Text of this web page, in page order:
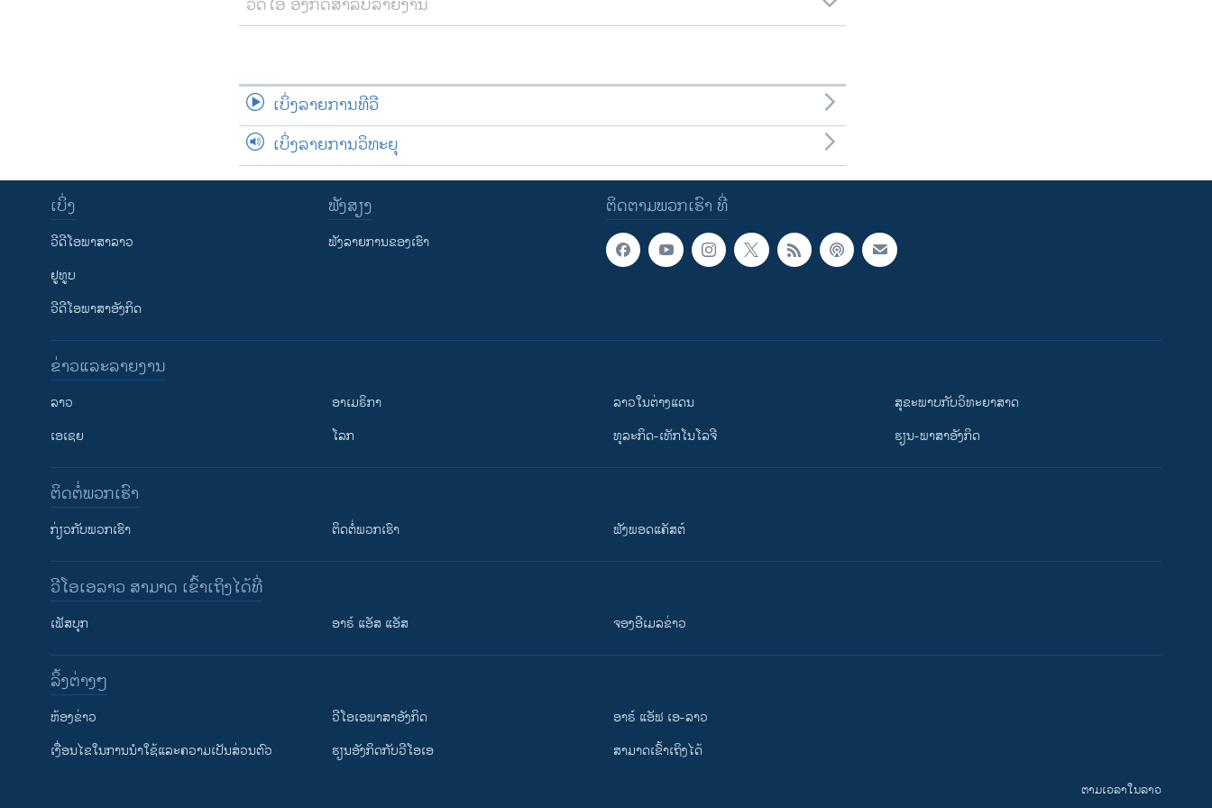
ຕິດຕາມພວກເຮົາ ທີ່
ເບິ່ງລາຍການທີວີ
ເບິ່ງລາຍການວິທະຍຸ
ຕິດຕາມພວກເຮົາ ທີ່
ເບິ່ງ
ວີດີໂອພາສາລາວ
ຢູທູບ
ວີດີໂອພາສາອັງກິດ
ຟັງສຽງ
ຟັງລາຍການຂອງເຮົາ
ຂ່າວແລະລາຍງານ
ລາວ
ເອເຊຍ
ອາເມຣິກາ
ໂລກ
ລາວໃນຕ່າງແດນ
ທຸລະກິດ-ເທັກໂນໂລຈີ
ສຸຂະພາບກັບວິທະຍາສາດ
ຮຽນ-ພາສາອັງກິດ
ຕິດຕໍ່ພວກເຮົາ
ກ່ຽວກັບພວກເຮົາ ຕິດຕໍ່ພວກເຮົາ ຟັງພອດແຄັສຕ໌
ວີໂອເອລາວ ສາມາດ ເຂົ້າເຖິງໄດ້ທີ່
ເຟັສບຸກ ອາຣ໌ ແອັສ ແອັສ ຈອງອີເມລຂ່າວ
​ລິ້ງ​ຕ່າງໆ
​ຫ້ອງ​ຂ່າວ
​ເງື່ອນ​ໄຂ​ໃນ​ການ​ນຳ​ໃຊ້​ແລະຄວາມ​ເປັນ​ສ່​ວນ​ຕົວ
ວີ​ໂອ​ເອ​ພາ​ສາ​ອັງ​ກິດ
​ຮຽນ​ອັງ​ກິດ​ກັບ​ວີ​ໂອ​ເອ
ອາຣ໌ ແອັຟ ເອ-ລາວ
ສາມາດເຂົ້າເຖິງໄດ້
ຕາມເວລາໃນລາວ